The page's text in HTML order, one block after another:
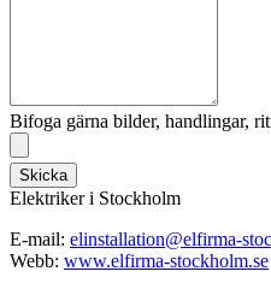
Bifoga gärna bilder, handlingar,
Skicka
Elektriker i Stockholm
E-mail: elinstallation@elfirma-
Webb: www.elfirma-stockholm.se